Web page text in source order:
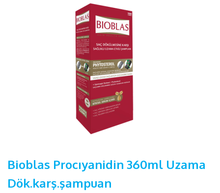
Bioblas Procıyanidin 360ml Uzama
Dök.karş.şampuan